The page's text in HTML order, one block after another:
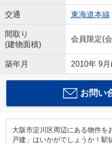
交通 東海道本線
間取り
(建物面積)
会員限定(
築年月 2010年 9
お問い
大阪市淀川区周辺にある物件を
戸建」はいかがでしょうか！駅